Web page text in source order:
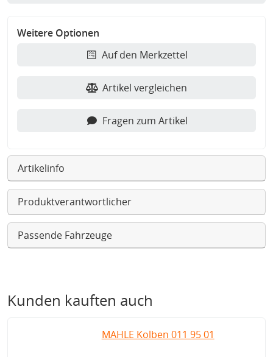
Weitere Optionen
Auf den Merkzettel
Artikel vergleichen
Fragen zum Artikel
Artikelinfo
Produktverantwortlicher
Passende Fahrzeuge
Kunden kauften auch
MAHLE Kolben 011 95 01